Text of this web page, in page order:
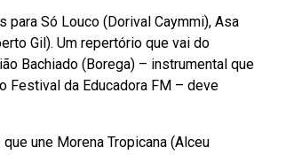
Só Louco (Dorival Caymmi), Asa
Gil). Um repertório que vai do
Bachiado (Borega) – instrumental que
Festival da Educadora FM – deve
une Morena Tropicana (Alceu